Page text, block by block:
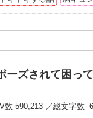
ーズされて困っ
数 590,213 ／総文字数